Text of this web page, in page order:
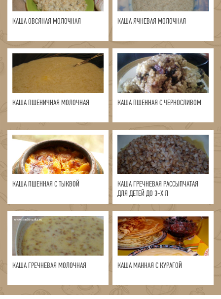
КАША ОВСЯНАЯ МОЛОЧНАЯ КАША ЯЧНЕВАЯ МОЛОЧНАЯ
КАША ПШЕНИЧНАЯ МОЛОЧНАЯ КАША ПШЕННАЯ С ЧЕРНОСЛИВОМ
КАША ПШЕННАЯ С ТЫКВОЙ
КАША ГРЕЧНЕВАЯ РАССЫПЧАТАЯ
ДЛЯ ДЕТЕЙ ДО 3-Х Л
КАША ГРЕЧНЕВАЯ МОЛОЧНАЯ КАША МАННАЯ С КУРАГОЙ